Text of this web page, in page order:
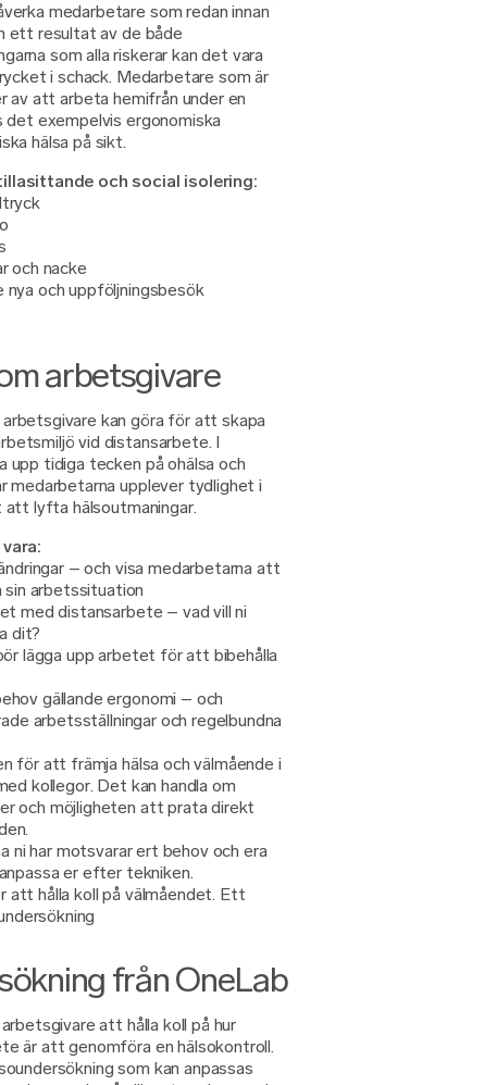
medarbetare som redan innan
ett resultat av de både
som alla riskerar kan det vara
i schack. Medarbetare som är
av att arbeta hemifrån under en
det exempelvis ergonomiska
hälsa på sikt.
och social isolering:
och nacke
och uppföljningsbesök
arbetsgivare
kan göra för att skapa
vid distansarbete. I
upp tidiga tecken på ohälsa och
upplever tydlighet i
lyfta hälsoutmaningar.
– och visa medarbetarna att
sin arbetssituation
med distansarbete – vad vill ni
dit?
lägga upp arbetet för att bibehålla
gällande ergonomi – och
arbetsställningar och regelbundna
för att främja hälsa och välmående i
kollegor. Det kan handla om
och möjligheten att prata direkt
ni har motsvarar ert behov och era
er efter tekniken.
hålla koll på välmåendet. Ett
från OneLab
att hålla koll på hur
är att genomföra en hälsokontroll.
som kan anpassas